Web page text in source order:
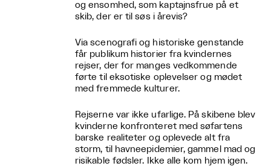
og ensomhed, som kaptajnsfrue på et
skib, der er til søs i årevis?
Via scenografi og historiske genstande
får publikum historier fra kvindernes
rejser, der for manges vedkommende
førte til eksotiske oplevelser og mødet
med fremmede kulturer.
Rejserne var ikke ufarlige. På skibene blev
kvinderne konfronteret med søfartens
barske realiteter og oplevede alt fra
storm, til havneepidemier, gammel mad og
risikable fødsler. Ikke alle kom hjem igen.